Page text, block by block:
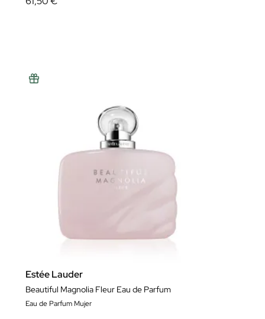
Estée Lauder
Beautiful Magnolia Fleur Eau de Parfum
Eau de Parfum Mujer